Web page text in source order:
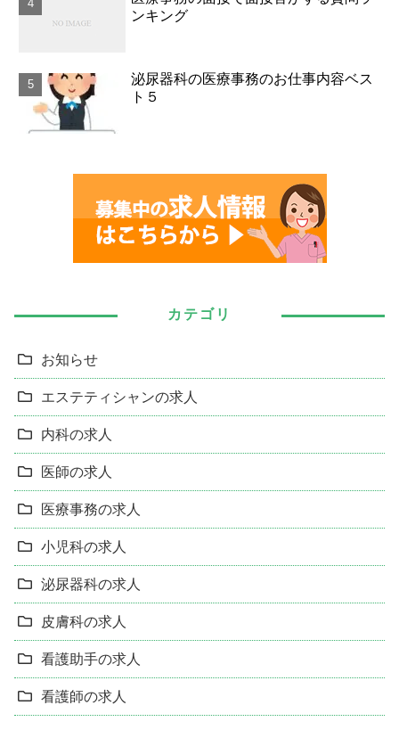
ンキング
泌尿器科の医療事務のお仕事内容ベス
ト５
カテゴリ
お知らせ
エステティシャンの求人
内科の求人
医師の求人
医療事務の求人
小児科の求人
泌尿器科の求人
皮膚科の求人
看護助手の求人
看護師の求人